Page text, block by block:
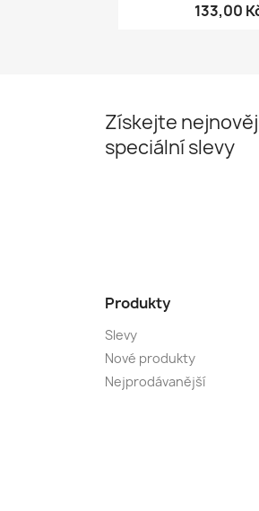
133,00
Získejte
speciální slevy
Produkty
Slevy
Nové produkty
Nejprodávanější